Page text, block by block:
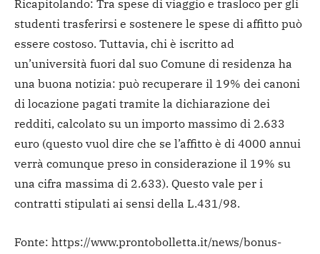
Ricapitolando: Tra spese di viaggio e trasloco per gli
studenti trasferirsi e sostenere le spese di affitto può
essere costoso. Tuttavia, chi è iscritto ad
un’università fuori dal suo Comune di residenza ha
una buona notizia: può recuperare il 19% dei canoni
di locazione pagati tramite la dichiarazione dei
redditi, calcolato su un importo massimo di 2.633
euro (questo vuol dire che se l’affitto è di 4000 annui
verrà comunque preso in considerazione il 19% su
una cifra massima di 2.633). Questo vale per i
contratti stipulati ai sensi della L.431/98.
Fonte: https://www.prontobolletta.it/news/bonus-